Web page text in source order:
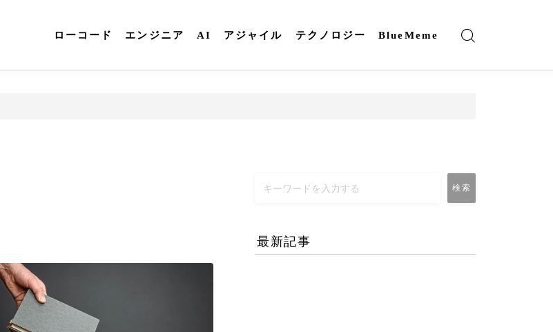
ローコード エンジニア AI アジャイル テクノロジー BlueMeme
検索
最新記事